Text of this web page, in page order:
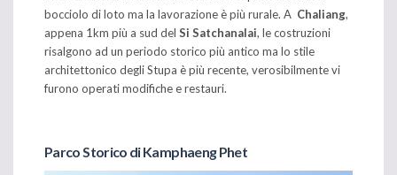
bocciolo di loto ma la lavorazione è più rurale. A Chaliang,
appena 1km più a sud del Si Satchanalai, le costruzioni
risalgono ad un periodo storico più antico ma lo stile
architettonico degli Stupa è più recente, verosibilmente vi
furono operati modifiche e restauri.
Parco Storico di Kamphaeng Phet